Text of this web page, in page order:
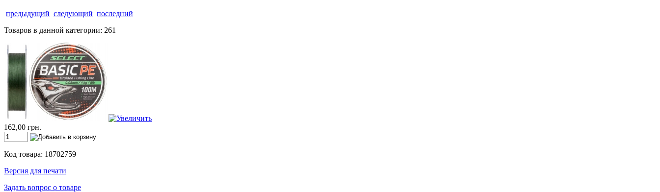
предыдущий следующий последний
Товаров в данной категории: 261
162,00 грн.
Код товара: 18702759
Версия для печати
Задать вопрос о товаре